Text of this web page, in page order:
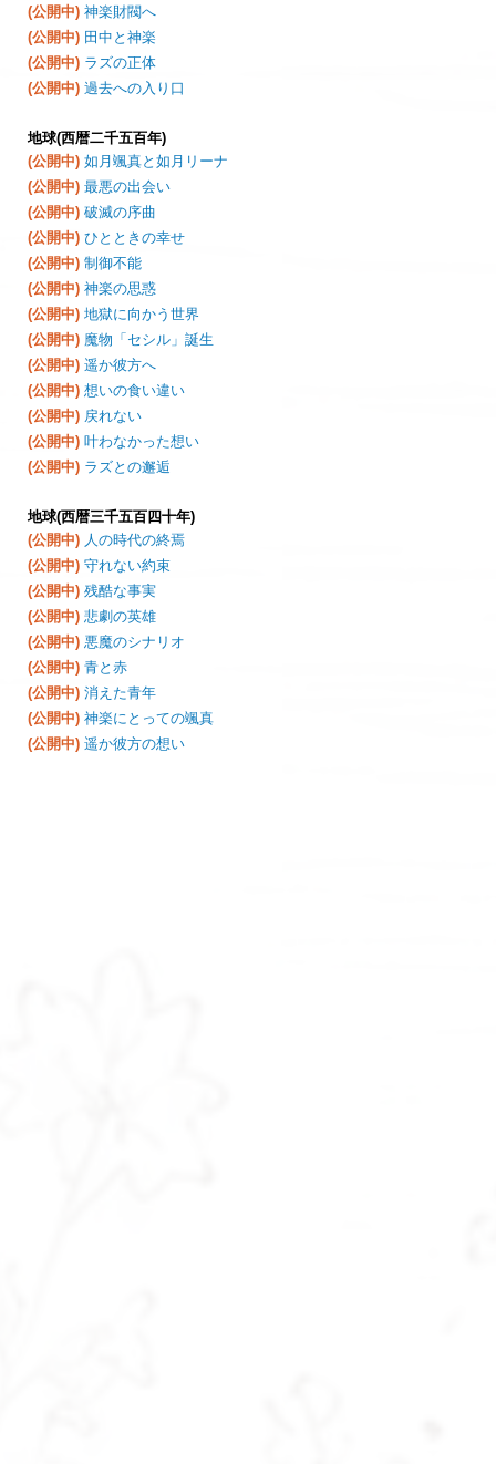
(公開中) 神楽財閥へ
(公開中) 田中と神楽
(公開中) ラズの正体
(公開中) 過去への入り口
地球(西暦二千五百年)
(公開中) 如月颯真と如月リーナ
(公開中) 最悪の出会い
(公開中) 破滅の序曲
(公開中) ひとときの幸せ
(公開中) 制御不能
(公開中) 神楽の思惑
(公開中) 地獄に向かう世界
(公開中) 魔物「セシル」誕生
(公開中) 遥か彼方へ
(公開中) 想いの食い違い
(公開中) 戻れない
(公開中) 叶わなかった想い
(公開中) ラズとの邂逅
地球(西暦三千五百四十年)
(公開中) 人の時代の終焉
(公開中) 守れない約束
(公開中) 残酷な事実
(公開中) 悲劇の英雄
(公開中) 悪魔のシナリオ
(公開中) 青と赤
(公開中) 消えた青年
(公開中) 神楽にとっての颯真
(公開中) 遥か彼方の想い